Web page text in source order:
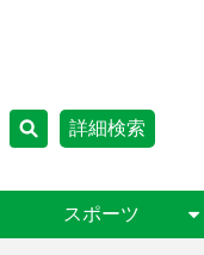
詳細検索
スポーツ